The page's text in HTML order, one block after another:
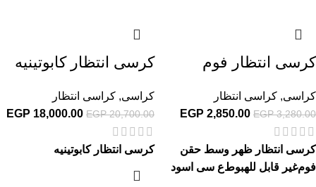
كرسى انتظار فوم
كراسى, كراسى انتظار
EGP3,280.00
EGP 2,850.00
كرسى انتظار ظهر وسط حقن
فومغير قابل للهبوطع سى اسود
كرسى انتظار كابوتينيه
كراسى, كراسى انتظار
EGP20,700.00
EGP 18,000.00
كرسى انتظار كابوتينيه